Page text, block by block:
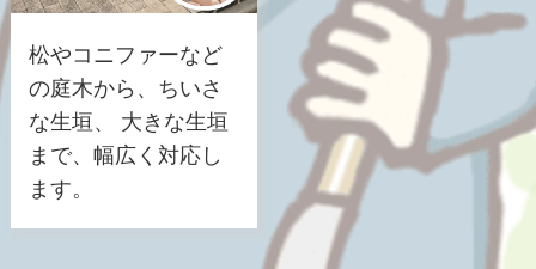
松やコニファーなど
の庭木から、ちいさ
な生垣、 大きな生垣
まで、幅広く対応し
ます。